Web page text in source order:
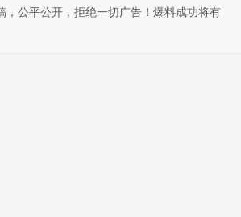
公平公开，拒绝一切广告！爆料成功将有